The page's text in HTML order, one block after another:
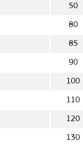
50
80
85
90
100
110
120
130